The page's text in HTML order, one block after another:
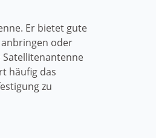
Er bietet gute
oder
Satellitenantenne
häufig das
zu